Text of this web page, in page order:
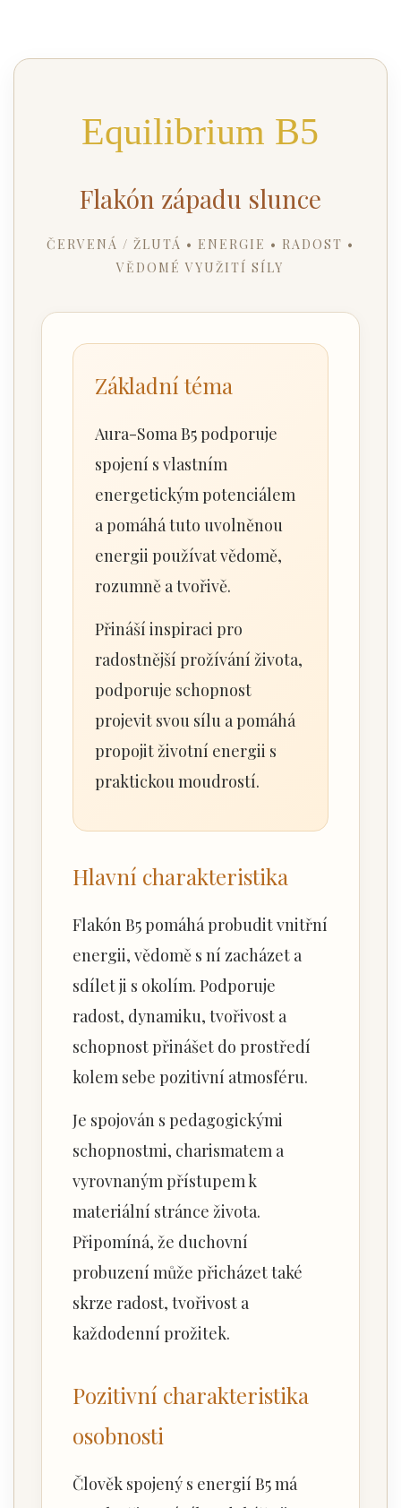
Equilibrium B5
Flakón západu slunce
ČERVENÁ / ŽLUTÁ • ENERGIE • RADOST •
VĚDOMÉ VYUŽITÍ SÍLY
Základní téma
Aura-Soma B5 podporuje
spojení s vlastním
energetickým potenciálem
a pomáhá tuto uvolněnou
energii používat vědomě,
rozumně a tvořivě.
Přináší inspiraci pro
radostnější prožívání života,
podporuje schopnost
projevit svou sílu a pomáhá
propojit životní energii s
praktickou moudrostí.
Hlavní charakteristika
Flakón B5 pomáhá probudit vnitřní
energii, vědomě s ní zacházet a
sdílet ji s okolím. Podporuje
radost, dynamiku, tvořivost a
schopnost přinášet do prostředí
kolem sebe pozitivní atmosféru.
Je spojován s pedagogickými
schopnostmi, charismatem a
vyrovnaným přístupem k
materiální stránce života.
Připomíná, že duchovní
probuzení může přicházet také
skrze radost, tvořivost a
každodenní prožitek.
Pozitivní charakteristika
osobnosti
Člověk spojený s energií B5 má